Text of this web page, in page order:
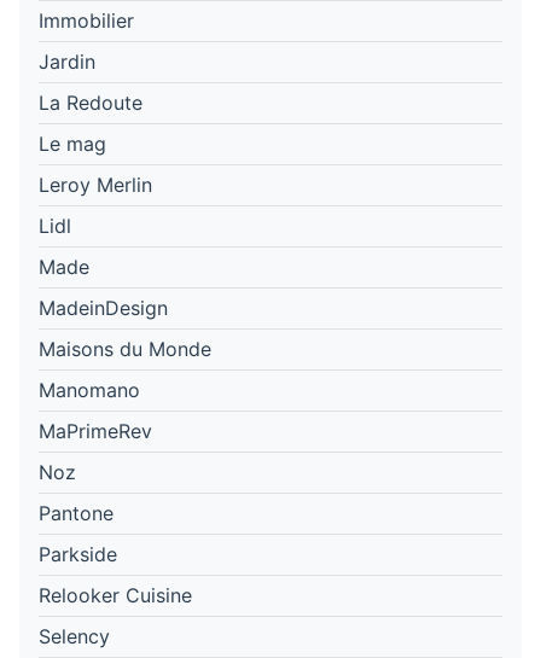
Immobilier
Jardin
La Redoute
Le mag
Leroy Merlin
Lidl
Made
MadeinDesign
Maisons du Monde
Manomano
MaPrimeRev
Noz
Pantone
Parkside
Relooker Cuisine
Selency